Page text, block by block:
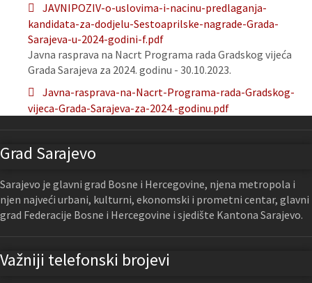
JAVNIPOZIV-o-uslovima-i-nacinu-predlaganja-
kandidata-za-dodjelu-Sestoaprilske-nagrade-Grada-
Sarajeva-u-2024-godini-f.pdf
Javna rasprava na Nacrt Programa rada Gradskog vijeća
Grada Sarajeva za 2024. godinu - 30.10.2023.
Javna-rasprava-na-Nacrt-Programa-rada-Gradskog-
vijeca-Grada-Sarajeva-za-2024.-godinu.pdf
Grad Sarajevo
Sarajevo je glavni grad Bosne i Hercegovine, njena metropola i
njen najveći urbani, kulturni, ekonomski i prometni centar, glavni
grad Federacije Bosne i Hercegovine i sjedište Kantona Sarajevo.
Važniji telefonski brojevi